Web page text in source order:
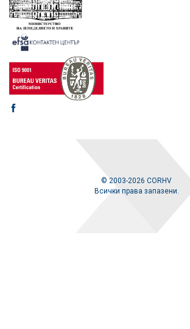
© 2003-2026 CORHV
Всички права запазени.